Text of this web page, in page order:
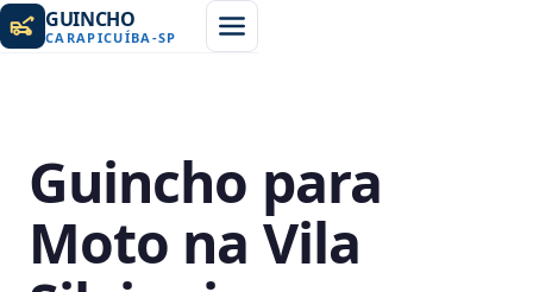
GUINCHO
CARAPICUÍBA -SP
Guincho para
Moto na Vila